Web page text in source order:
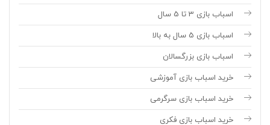
اسباب بازی 3 تا 5 سال
اسباب بازی 5 سال به بالا
اسباب بازی بزرگسالان
خرید اسباب بازی آموزشی
خرید اسباب بازی سرگرمی
خرید اسباب بازی فکری